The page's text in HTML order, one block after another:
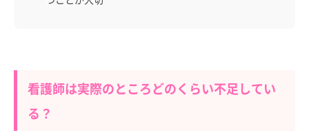
看護師は実際のところどのくらい不足してい
る？